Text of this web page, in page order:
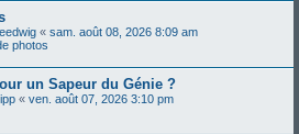
« sam. août 08, 2026 8:09 am
photos
un Sapeur du Génie ?
« ven. août 07, 2026 3:10 pm